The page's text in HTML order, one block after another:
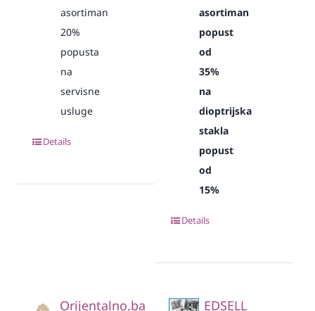
asortiman
20%
popusta
na
servisne
usluge
Details
asortiman
popust
od
35%
na
dioptrijska
stakla
popust
od
15%
Details
Orijentalno.ba EDSELL